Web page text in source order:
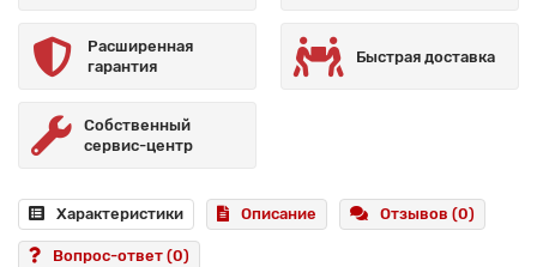
Расширенная
гарантия
Быстрая доставка
Собственный
сервис-центр
Характеристики Описание Отзывов (0)
Вопрос-ответ (0)